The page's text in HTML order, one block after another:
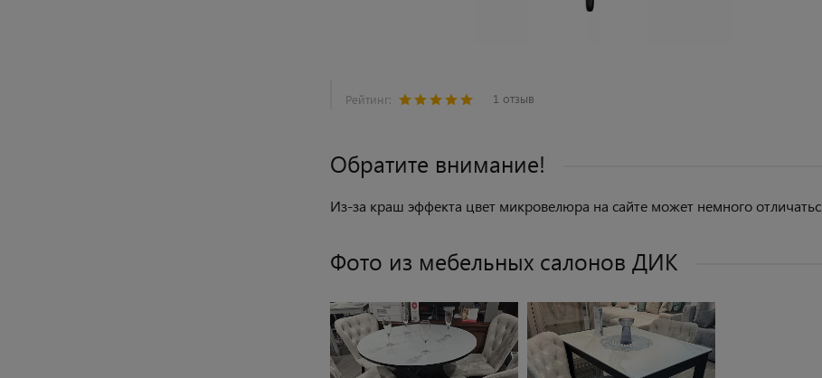
Рейтинг: 1 отзыв
Обратите внимание!
Из-за краш эффекта цвет микровелюра на сайте может немного
Фото из мебельных салонов ДИК